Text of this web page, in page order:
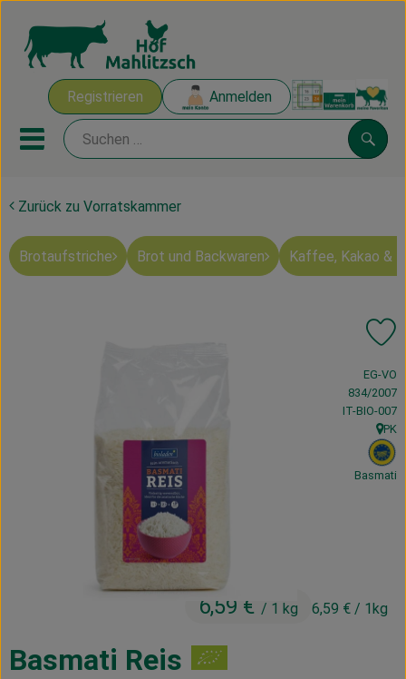
Registrieren Anmelden
Mobiles Menu öffnen oder
Ökokisten
Mahlitzscher Produkte
Vorratskammer
Haus, Garten & Co.
Lieferservice
Zurück zu Vorratskammer
Brotaufstriche Brot und Backwaren Kaffee, Kakao &
Basmati Reis
6,59 € / 1 kg 6,59 € / 1kg
, Verband:
EG-VO
834/2007
,IT-BIO-007
,
PK
,
Basmati